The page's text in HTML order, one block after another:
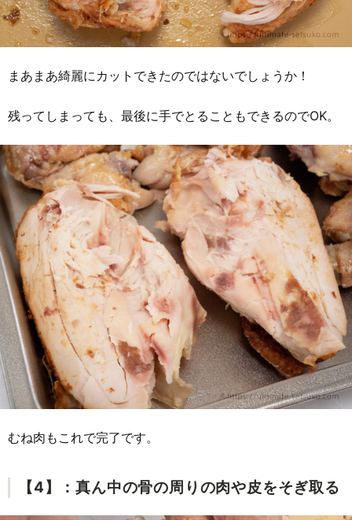
まあまあ綺麗にカットできたのではないでしょうか！
残ってしまっても、最後に手でとることもできるのでOK。
むね肉もこれで完了です。
【4】：真ん中の骨の周りの肉や皮をそぎ取る